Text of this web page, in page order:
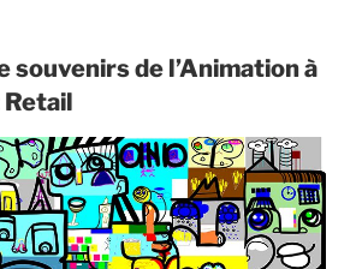
souvenirs de l’Animation à